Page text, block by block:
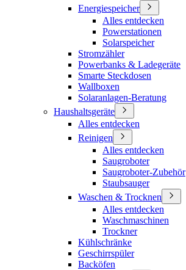
Energiespeicher
Alles entdecken
Powerstationen
Solarspeicher
Stromzähler
Powerbanks & Ladegeräte
Smarte Steckdosen
Wallboxen
Solaranlagen-Beratung
Haushaltsgeräte
Alles entdecken
Reinigen
Alles entdecken
Saugroboter
Saugroboter-Zubehör
Staubsauger
Waschen & Trocknen
Alles entdecken
Waschmaschinen
Trockner
Kühlschränke
Geschirrspüler
Backöfen